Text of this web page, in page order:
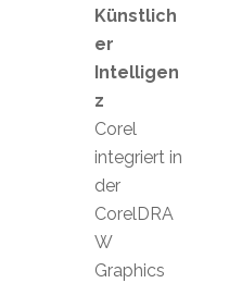
Künstlich
er
Intelligen
z
Corel
integriert in
der
CorelDRA
W
Graphics